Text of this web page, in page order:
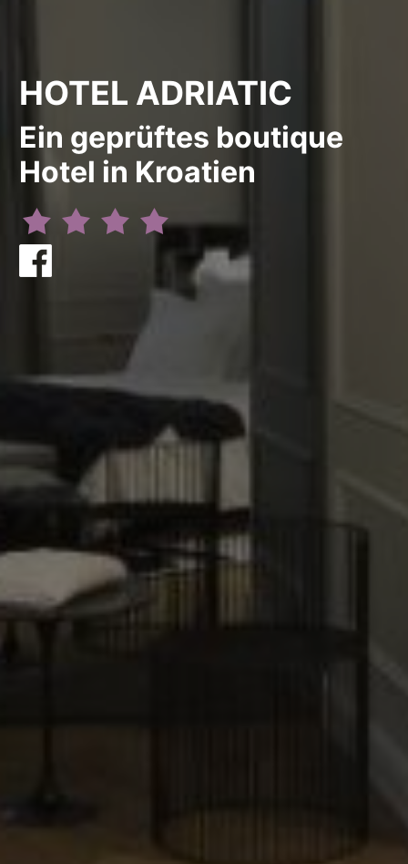
HOTEL ADRIATIC
Ein geprüftes boutique
Hotel in Kroatien